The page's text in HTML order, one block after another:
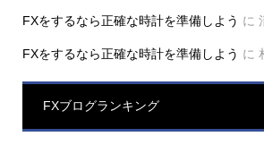
FXをするなら正確な時計を準備しよう に
FXをするなら正確な時計を準備しよう に
FXブログランキング